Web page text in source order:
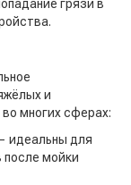
грязи в
и
многих сферах:
идеальны для
после мойки